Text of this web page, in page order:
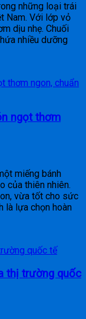
những loại trái
Nam. Với lớp vỏ
dịu nhẹ. Chuối
nhiều dưỡng
ngọt thơm
miếng bánh
của thiên nhiên.
vừa tốt cho sức
là lựa chọn hoàn
thị trường quốc